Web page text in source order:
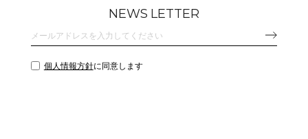
NEWS LETTER
個人情報方針に同意します